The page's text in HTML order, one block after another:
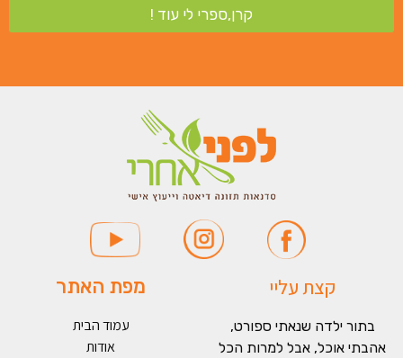
קרן,ספרי לי עוד !
קצת עליי
בתור ילדה שנאתי ספורט,
אהבתי אוכל, אבל למרות הכל
מפת האתר
עמוד הבית
אודות